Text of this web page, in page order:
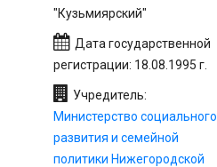
"Кузьмиярский"
Дата государственной
регистрации: 18.08.1995 г.
Учредитель:
Министерство социального
развития и семейной
политики Нижегородской